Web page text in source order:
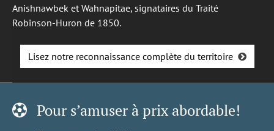
Anishnawbek et Wahnapitae, signataires du Traité
Robinson-Huron de 1850.
Lisez notre reconnaissance complète du territoire
Pour s’amuser à prix abordable!